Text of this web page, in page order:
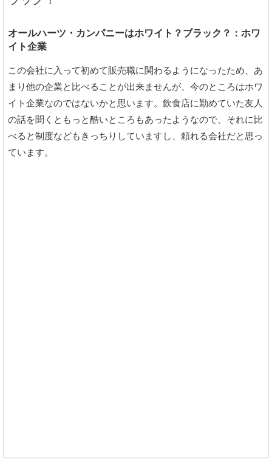
オールハーツ・カンパニーはホワイト？ブラック？：ホワ
イト企業
この会社に入って初めて販売職に関わるようになったため、あ
まり他の企業と比べることが出来ませんが、今のところはホワ
イト企業なのではないかと思います。飲食店に勤めていた友人
の話を聞くともっと酷いところもあったようなので、それに比
べると制度などもきっちりしていますし、頼れる会社だと思っ
ています。